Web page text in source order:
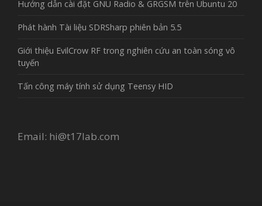
Hướng dẫn cài đặt GNU Radio & GRGSM trên Ubuntu 20
Phát hành Tài liệu SDRSharp phiên bản 5.5
Giới thiệu EvilCrow RF trong nghiên cứu an toàn sóng vô
tuyến
Tấn công máy tính sử dụng Teensy HID
Email: hi@t17lab.com